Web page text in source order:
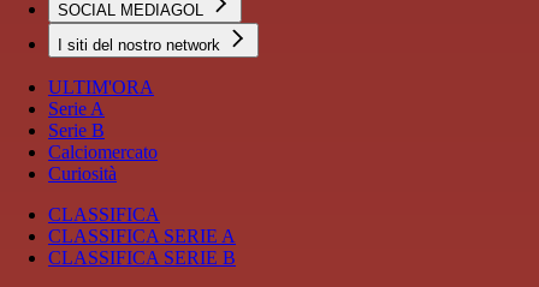
SOCIAL MEDIAGOL
I siti del nostro network
ULTIM'ORA
Serie A
Serie B
Calciomercato
Curiosità
CLASSIFICA
CLASSIFICA SERIE A
CLASSIFICA SERIE B